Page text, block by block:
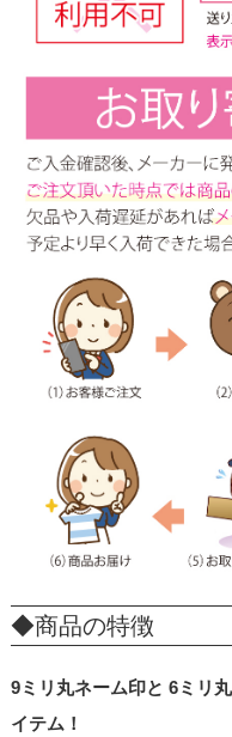
◆商品の特徴
9ミリ丸ネーム印と 6ミリ
イテム！